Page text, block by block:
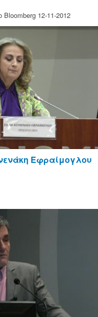
12-11-2012
Εφραίμογλου